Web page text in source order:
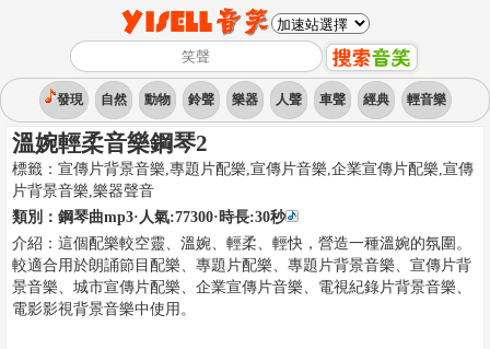
發現 自然 動物 鈴聲 樂器 人聲 車聲 經典 輕音樂
溫婉輕柔音樂鋼琴2
標籤： 宣傳片背景音樂,專題片配樂,宣傳片音樂,企業宣傳片配樂,宣傳
片背景音樂,樂器聲音
類別： 鋼琴曲mp3·人氣:77300·時長:30秒
介紹： 這個配樂較空靈、溫婉、輕柔、輕快，營造一種溫婉的氛圍。
較適合用於朗誦節目配樂、專題片配樂、專題片背景音樂、宣傳片背
景音樂、城市宣傳片配樂、企業宣傳片音樂、電視紀錄片背景音樂、
電影影視背景音樂中使用。